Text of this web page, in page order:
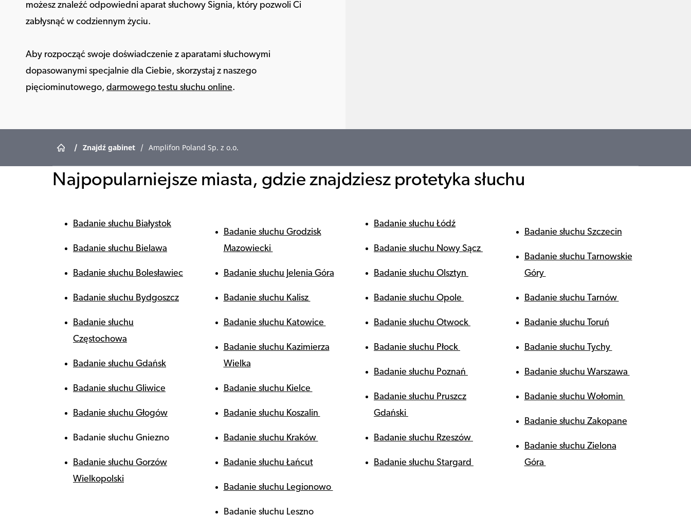
możesz znaleźć odpowiedni aparat słuchowy Signia, który pozwoli Ci
zabłysnąć w codziennym życiu.
Aby rozpocząć swoje doświadczenie z aparatami słuchowymi
dopasowanymi specjalnie dla Ciebie, skorzystaj z naszego
pięciominutowego, darmowego testu słuchu online.
/ Znajdź gabinet / Amplifon Poland Sp. z o.o.
Najpopularniejsze miasta, gdzie znajdziesz protetyka słuchu
Badanie słuchu Białystok
Badanie słuchu Bielawa
Badanie słuchu Bolesławiec
Badanie słuchu Bydgoszcz
Badanie słuchu
Częstochowa
Badanie słuchu Gdańsk
Badanie słuchu Gliwice
Badanie słuchu Głogów
Badanie słuchu Gniezno
Badanie słuchu Gorzów
Wielkopolski
Badanie słuchu Grodzisk
Mazowiecki
Badanie słuchu Jelenia Góra
Badanie słuchu Kalisz
Badanie słuchu Katowice
Badanie słuchu Kazimierza
Wielka
Badanie słuchu Kielce
Badanie słuchu Koszalin
Badanie słuchu Kraków
Badanie słuchu Łańcut
Badanie słuchu Legionowo
Badanie słuchu Leszno
Badanie słuchu Łódź
Badanie słuchu Nowy Sącz
Badanie słuchu Olsztyn
Badanie słuchu Opole
Badanie słuchu Otwock
Badanie słuchu Płock
Badanie słuchu Poznań
Badanie słuchu Pruszcz
Gdański
Badanie słuchu Rzeszów
Badanie słuchu Stargard
Badanie słuchu Szczecin
Badanie słuchu Tarnowskie
Góry
Badanie słuchu Tarnów
Badanie słuchu Toruń
Badanie słuchu Tychy
Badanie słuchu Warszawa
Badanie słuchu Wołomin
Badanie słuchu Zakopane
Badanie słuchu Zielona
Góra